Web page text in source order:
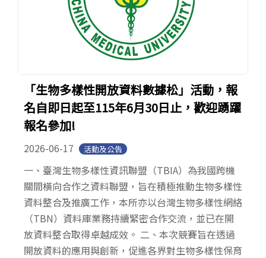
「生物多樣性開放資料數據松」活動，報
名自即日起至115年6月30日止，歡迎踴躍
報名參加!
2026-06-17 活動及公告
一、臺灣生物多樣性資訊聯盟（TBIA）為我國跨機
關間橫向合作之資料聯盟，旨在積極推動生物多樣性
資料整合及推廣工作，本所亦以台灣生物多樣性網絡
（TBN）資料庫業務持續緊密合作交流，並已在開
放資料整合取得卓越成效。 二、本次競賽旨在透過
開放資料的應用與創新，促進各界對生物多樣性保育